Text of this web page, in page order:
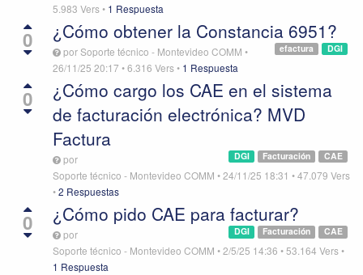
5.983 Vers• 1 Respuesta
0 ¿Cómo obtener la Constancia 6951?
DGI
efactura
porSoporte técnico - Montevideo COMM •
26/11/25 20:17 •6.316 Vers• 1 Respuesta
0
¿Cómo cargo los CAE en el sistema
de facturación electrónica? MVD
Factura
CAE
Facturación
DGI
por
Soporte técnico - Montevideo COMM •24/11/25 18:31 •47.079 Vers
•2 Respuestas
0 ¿Cómo pido CAE para facturar?
CAE
Facturación
DGI
por
Soporte técnico - Montevideo COMM •2/5/25 14:36 • 53.164 Vers•
1 Respuesta